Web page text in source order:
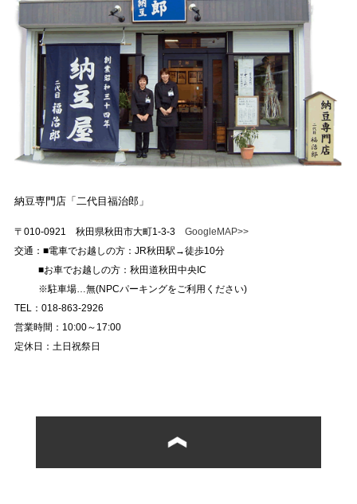
納豆専門店「二代目福治郎」
〒010-0921 秋田県秋田市大町1-3-3 GoogleMAP>>
交通：■電車でお越しの方：JR秋田駅→徒歩10分
■お車でお越しの方：秋田道秋田中央IC
※駐車場…無(NPCパーキングをご利用ください)
TEL：018-863-2926
営業時間：10:00～17:00
定休日：土日祝祭日